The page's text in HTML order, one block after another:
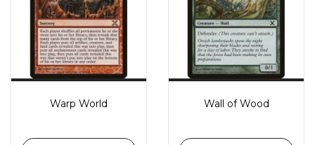
Warp World Wall of Wood